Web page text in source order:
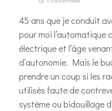
45 ans que je conduit
pour moi l’automatique
électrique et l’âge
d’autonomie. Mais le
prendre un coup si les
utilisés faute de
système ou bidouillage